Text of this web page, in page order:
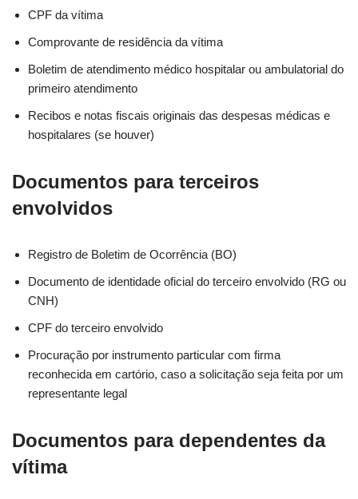
CPF da vítima
Comprovante de residência da vítima
Boletim de atendimento médico hospitalar ou ambulatorial do
primeiro atendimento
Recibos e notas fiscais originais das despesas médicas e
hospitalares (se houver)
Documentos para terceiros
envolvidos
Registro de Boletim de Ocorrência (BO)
Documento de identidade oficial do terceiro envolvido (RG ou
CNH)
CPF do terceiro envolvido
Procuração por instrumento particular com firma
reconhecida em cartório, caso a solicitação seja feita por um
representante legal
Documentos para dependentes da
vítima